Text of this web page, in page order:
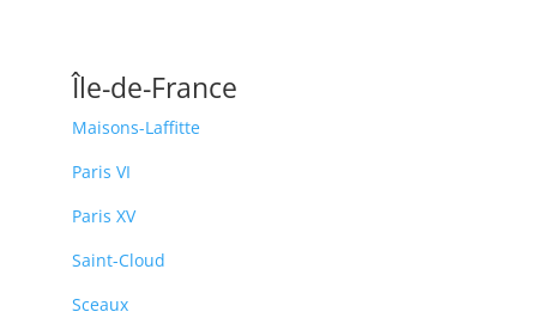
Île-de-France
Maisons-Laffitte
Paris VI
Paris XV
Saint-Cloud
Sceaux